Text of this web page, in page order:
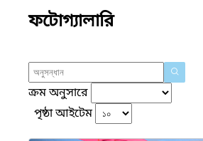
ফটোগ্যালারি
ক্রম অনুসারে
পৃষ্ঠা আইটেম